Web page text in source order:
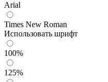
Arial
Times New Roman
Использовать шрифт
100%
125%